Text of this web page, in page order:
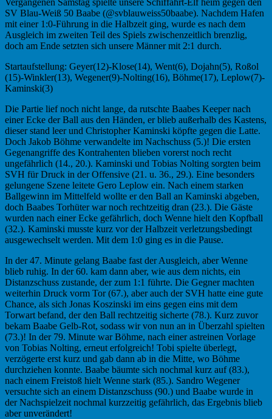
SV Blau-Weiß 50 Baabe (@svblauweiss50baabe). Nachdem Hafen
mit einer 1:0-Führung in die Halbzeit ging, wurde es nach dem
Ausgleich im zweiten Teil des Spiels zwischenzeitlich brenzlig,
doch am Ende setzten sich unsere Männer mit 2:1 durch.
Startaufstellung: Geyer(12)-Klose(14), Went(6), Dojahn(5), Roßol
(15)-Winkler(13), Wegener(9)-Nolting(16), Böhme(17), Leplow(7)-
Kaminski(3)
Die Partie lief noch nicht lange, da rutschte Baabes Keeper nach
einer Ecke der Ball aus den Händen, er blieb außerhalb des Kastens,
dieser stand leer und Christopher Kaminski köpfte gegen die Latte.
Doch Jakob Böhme verwandelte im Nachschuss (5.)! Die ersten
Gegenangriffe des Kontrahenten blieben vorerst noch recht
ungefährlich (14., 20.). Kaminski und Tobias Nolting sorgten beim
SVH für Druck in der Offensive (21. u. 36., 29.). Eine besonders
gelungene Szene leitete Gero Leplow ein. Nach einem starken
Ballgewinn im Mittelfeld wollte er den Ball an Kaminski abgeben,
doch Baabes Torhüter war noch rechtzeitig dran (23.). Die Gäste
wurden nach einer Ecke gefährlich, doch Wenne hielt den Kopfball
(32.). Kaminski musste kurz vor der Halbzeit verletzungsbedingt
ausgewechselt werden. Mit dem 1:0 ging es in die Pause.
In der 47. Minute gelang Baabe fast der Ausgleich, aber Wenne
blieb ruhig. In der 60. kam dann aber, wie aus dem nichts, ein
Distanzschuss zustande, der zum 1:1 führte. Die Gegner machten
weiterhin Druck vorm Tor (67.), aber auch der SVH hatte eine gute
Chance, als sich Jonas Koszinski im eins gegen eins mit dem
Torwart befand, der den Ball rechtzeitig sicherte (78.). Kurz zuvor
bekam Baabe Gelb-Rot, sodass wir von nun an in Überzahl spielten
(73.)! In der 79. Minute war Böhme, nach einer astreinen Vorlage
von Tobias Nolting, erneut erfolgreich! Tobi spielte überlegt,
verzögerte erst kurz und gab dann ab in die Mitte, wo Böhme
durchziehen konnte. Baabe bäumte sich nochmal kurz auf (83.),
nach einem Freistoß hielt Wenne stark (85.). Sandro Wegener
versuchte sich an einem Distanzschuss (90.) und Baabe wurde in
der Nachspielzeit nochmal kurzzeitig gefährlich, das Ergebnis blieb
aber unverändert!